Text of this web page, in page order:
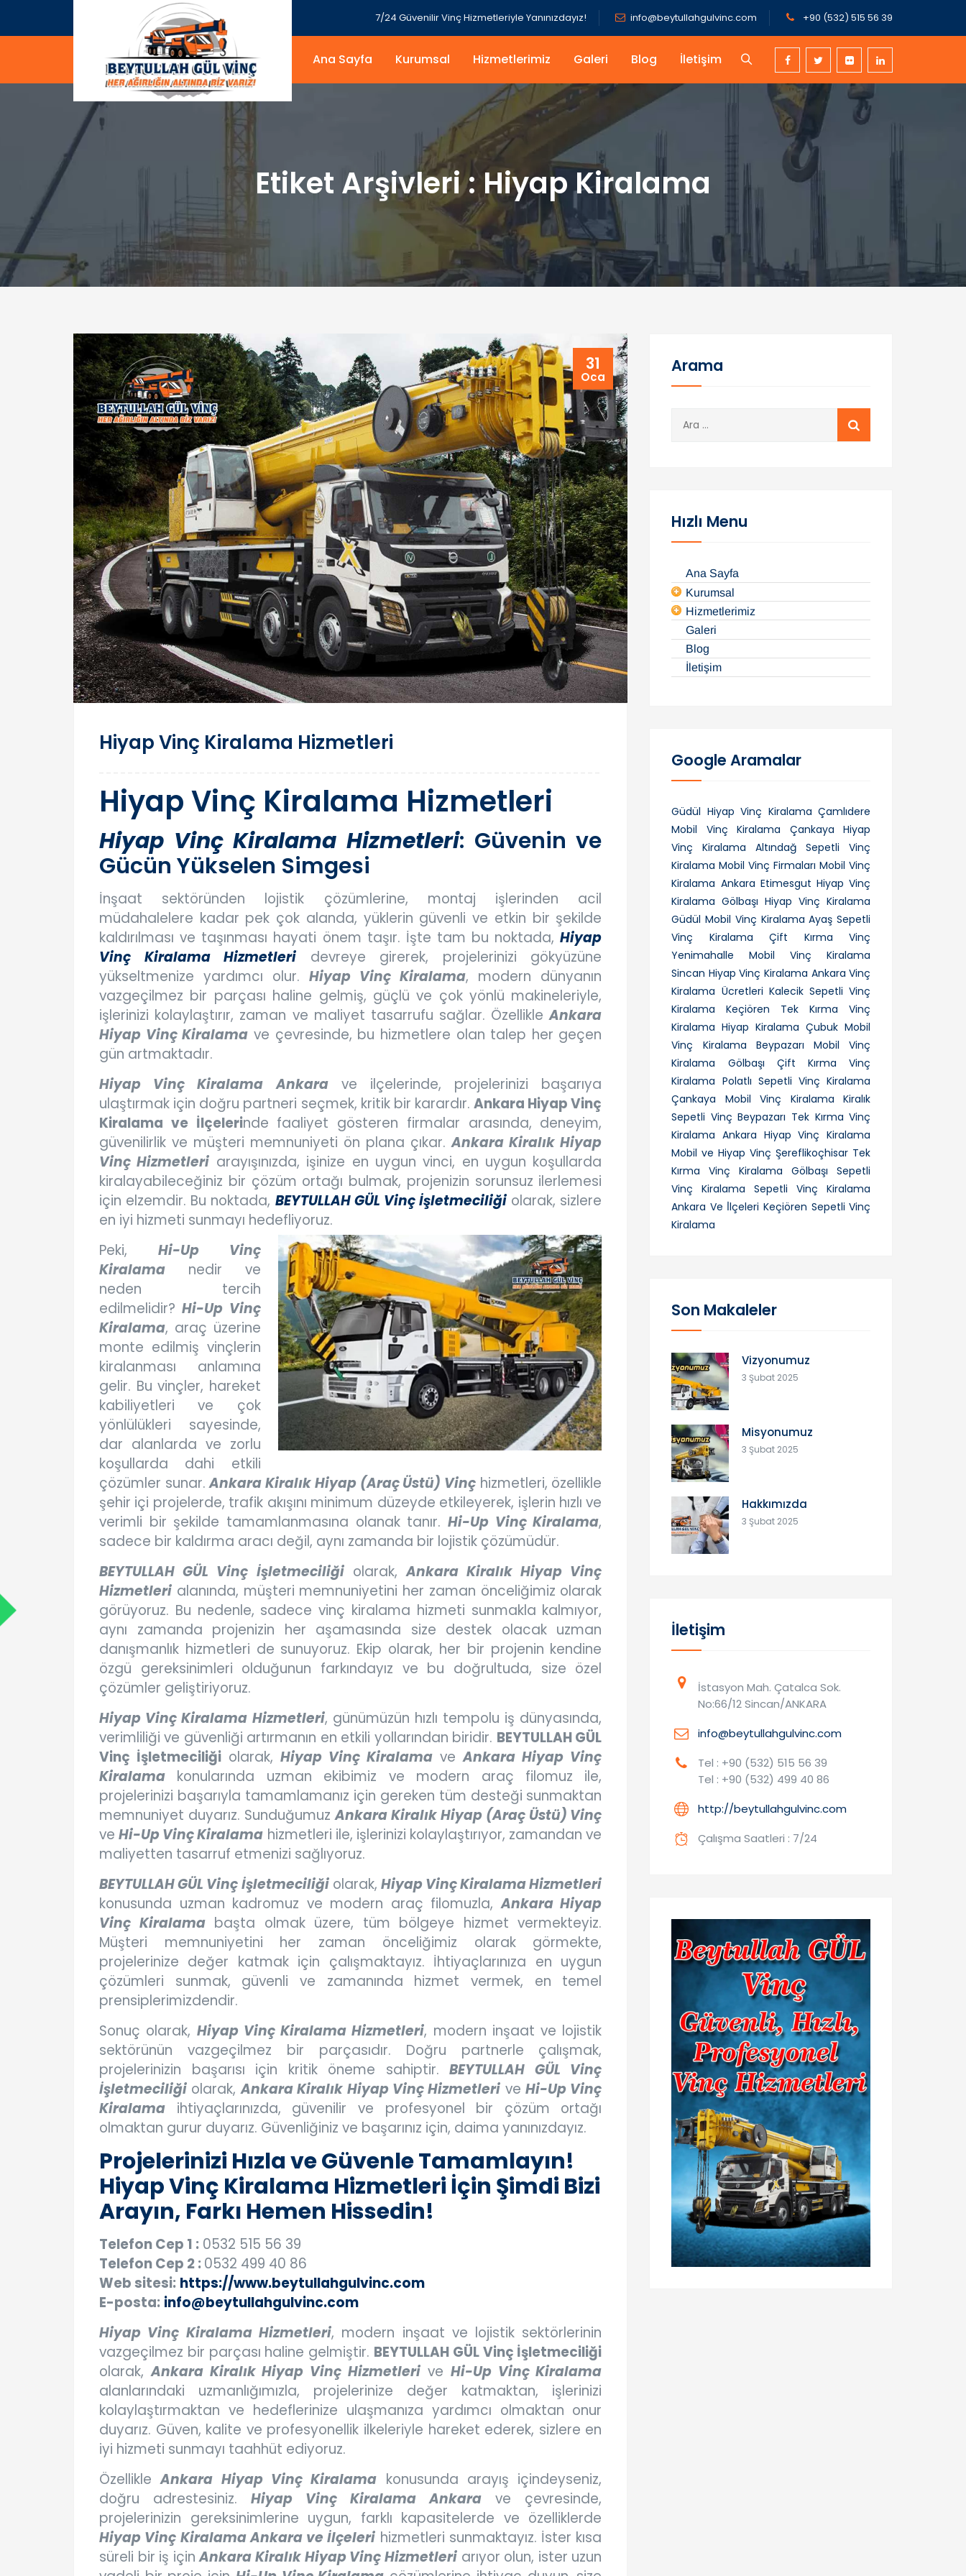
7/24 Güvenilir Vinç Hizmetleriyle Yanınızdayız! info@beytullahgulvinc.com +90 (532) 515 56 39
Ana Sayfa Kurumsal Hizmetlerimiz Galeri Blog İletişim
Etiket Arşivleri :Hiyap Kiralama
31
Oca
Hiyap Vinç Kiralama Hizmetleri
Hiyap Vinç Kiralama Hizmetleri
Hiyap Vinç Kiralama Hizmetleri: Güvenin ve
Gücün Yükselen Simgesi
İnşaat sektöründen lojistik çözümlerine, montaj işlerinden acil
müdahalelere kadar pek çok alanda, yüklerin güvenli ve etkin bir şekilde
kaldırılması ve taşınması hayati önem taşır. İşte tam bu noktada,Hiyap
Vinç Kiralama Hizmetleri devreye girerek, projelerinizi gökyüzüne
yükseltmenize yardımcı olur.Hiyap Vinç Kiralama, modern dünyanın
vazgeçilmez bir parçası haline gelmiş, güçlü ve çok yönlü makineleriyle,
işlerinizi kolaylaştırır, zaman ve maliyet tasarrufu sağlar. ÖzellikleAnkara
Hiyap Vinç Kiralama ve çevresinde, bu hizmetlere olan talep her geçen
gün artmaktadır.
Hiyap Vinç Kiralama Ankarave ilçelerinde, projelerinizi başarıya
ulaştırmak için doğru partneri seçmek, kritik bir karardır.Ankara Hiyap Vinç
Kiralama ve İlçelerinde faaliyet gösteren firmalar arasında, deneyim,
güvenilirlik ve müşteri memnuniyeti ön plana çıkar.Ankara Kiralık Hiyap
Vinç Hizmetleri arayışınızda, işinize en uygun vinci, en uygun koşullarda
kiralayabileceğiniz bir çözüm ortağı bulmak, projenizin sorunsuz ilerlemesi
için elzemdir. Bu noktada, BEYTULLAH GÜL Vinç İşletmeciliği olarak, sizlere
en iyi hizmeti sunmayı hedefliyoruz.
Peki, Hi-Up Vinç
Kiralama nedir ve
neden tercih
edilmelidir?Hi-Up Vinç
Kiralama, araç üzerine
monte edilmiş vinçlerin
kiralanması anlamına
gelir. Bu vinçler, hareket
kabiliyetleri ve çok
yönlülükleri sayesinde,
dar alanlarda ve zorlu
koşullarda dahi etkili
çözümler sunar.Ankara Kiralık Hiyap (Araç Üstü) Vinç hizmetleri, özellikle
şehir içi projelerde, trafik akışını minimum düzeyde etkileyerek, işlerin hızlı ve
verimli bir şekilde tamamlanmasına olanak tanır.Hi-Up Vinç Kiralama,
sadece bir kaldırma aracı değil, aynı zamanda bir lojistik çözümüdür.
BEYTULLAH GÜL Vinç İşletmeciliğiolarak,Ankara Kiralık Hiyap Vinç
Hizmetleri alanında, müşteri memnuniyetini her zaman önceliğimiz olarak
görüyoruz. Bu nedenle, sadece vinç kiralama hizmeti sunmakla kalmıyor,
aynı zamanda projenizin her aşamasında size destek olacak uzman
danışmanlık hizmetleri de sunuyoruz. Ekip olarak, her bir projenin kendine
özgü gereksinimleri olduğunun farkındayız ve bu doğrultuda, size özel
çözümler geliştiriyoruz.
Hiyap Vinç Kiralama Hizmetleri, günümüzün hızlı tempolu iş dünyasında,
verimliliği ve güvenliği artırmanın en etkili yollarından biridir. BEYTULLAH GÜL
Vinç İşletmeciliği olarak,Hiyap Vinç Kiralama veAnkara Hiyap Vinç
Kiralama konularında uzman ekibimiz ve modern araç filomuz ile,
projelerinizi başarıyla tamamlamanız için gereken tüm desteği sunmaktan
memnuniyet duyarız. SunduğumuzAnkara Kiralık Hiyap (Araç Üstü) Vinç
veHi-Up Vinç Kiralama hizmetleri ile, işlerinizi kolaylaştırıyor, zamandan ve
maliyetten tasarruf etmenizi sağlıyoruz.
BEYTULLAH GÜL Vinç İşletmeciliğiolarak, Hiyap Vinç Kiralama Hizmetleri
konusunda uzman kadromuz ve modern araç filomuzla,Ankara Hiyap
Vinç Kiralamabaşta olmak üzere, tüm bölgeye hizmet vermekteyiz.
Müşteri memnuniyetini her zaman önceliğimiz olarak görmekte,
projelerinize değer katmak için çalışmaktayız. İhtiyaçlarınıza en uygun
çözümleri sunmak, güvenli ve zamanında hizmet vermek, en temel
prensiplerimizdendir.
Sonuç olarak, Hiyap Vinç Kiralama Hizmetleri, modern inşaat ve lojistik
sektörünün vazgeçilmez bir parçasıdır. Doğru partnerle çalışmak,
projelerinizin başarısı için kritik öneme sahiptir.BEYTULLAH GÜL Vinç
İşletmeciliği olarak,Ankara Kiralık Hiyap Vinç Hizmetleri veHi-Up Vinç
Kiralama ihtiyaçlarınızda, güvenilir ve profesyonel bir çözüm ortağı
olmaktan gurur duyarız. Güvenliğiniz ve başarınız için, daima yanınızdayız.
Projelerinizi Hızla ve Güvenle Tamamlayın!
Hiyap Vinç Kiralama Hizmetleri İçin Şimdi Bizi
Arayın, Farkı Hemen Hissedin!
Telefon Cep 1 : 0532 515 56 39
Telefon Cep 2 :0532 499 40 86
Web sitesi: https://www.beytullahgulvinc.com
E-posta: info@beytullahgulvinc.com
Hiyap Vinç Kiralama Hizmetleri, modern inşaat ve lojistik sektörlerinin
vazgeçilmez bir parçası haline gelmiştir. BEYTULLAH GÜL Vinç İşletmeciliği
olarak,Ankara Kiralık Hiyap Vinç Hizmetleri ve Hi-Up Vinç Kiralama
alanlarındaki uzmanlığımızla, projelerinize değer katmaktan, işlerinizi
kolaylaştırmaktan ve hedeflerinize ulaşmanıza yardımcı olmaktan onur
duyarız. Güven, kalite ve profesyonellik ilkeleriyle hareket ederek, sizlere en
iyi hizmeti sunmayı taahhüt ediyoruz.
ÖzellikleAnkara Hiyap Vinç Kiralama konusunda arayış içindeyseniz,
doğru adrestesiniz.Hiyap Vinç Kiralama Ankara ve çevresinde,
projelerinizin gereksinimlerine uygun, farklı kapasitelerde ve özelliklerde
Hiyap Vinç Kiralama Ankara ve İlçeleri hizmetleri sunmaktayız. İster kısa
süreli bir iş içinAnkara Kiralık Hiyap Vinç Hizmetleriarıyor olun, ister uzun
Arama
Hızlı Menu
Ana Sayfa
Kurumsal
Hizmetlerimiz
Galeri
Blog
İletişim
Google Aramalar
Güdül Hiyap Vinç Kiralama Çamlıdere
Mobil Vinç Kiralama
Çankaya Hiyap
Vinç Kiralama
Altındağ Sepetli Vinç
Kiralama Mobil Vinç Firmaları Mobil Vinç
Kiralama Ankara Etimesgut Hiyap Vinç
Kiralama Gölbaşı Hiyap Vinç Kiralama
Güdül Mobil Vinç Kiralama Ayaş Sepetli
Vinç Kiralama
Çift Kırma Vinç
Yenimahalle Mobil Vinç Kiralama
Sincan Hiyap Vinç Kiralama Ankara Vinç
Kiralama Ücretleri Kalecik Sepetli Vinç
Kiralama
Keçiören Tek Kırma Vinç
Kiralama Hiyap Kiralama Çubuk Mobil
Vinç Kiralama
Beypazarı Mobil Vinç
Kiralama
Gölbaşı Çift Kırma Vinç
Kiralama Polatlı Sepetli Vinç Kiralama
Çankaya Mobil Vinç Kiralama
Kiralık
Sepetli Vinç Beypazarı Tek Kırma Vinç
Kiralama Ankara Hiyap Vinç Kiralama
Mobil ve Hiyap Vinç Şereflikoçhisar Tek
Kırma Vinç Kiralama
Gölbaşı Sepetli
Vinç Kiralama
Sepetli Vinç Kiralama
Ankara Ve İ̇lçeleri Keçiören Sepetli Vinç
Kiralama
Son Makaleler
Vizyonumuz
3 Şubat 2025
Misyonumuz
3 Şubat 2025
Hakkımızda
3 Şubat 2025
İletişim
İstasyon Mah. Çatalca Sok.
No:66/12 Sincan/ANKARA
info@beytullahgulvinc.com
Tel : +90 (532) 515 56 39
Tel : +90 (532) 499 40 86
http://beytullahgulvinc.com
Çalışma Saatleri : 7/24